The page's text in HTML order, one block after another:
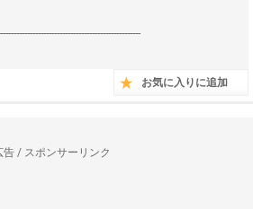
お気に入りに追加
告 / スポンサーリンク